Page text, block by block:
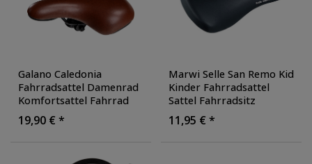
Galano Caledonia
Fahrradsattel Damenrad
Komfortsattel Fahrrad
Sattel Trekking Cityrad
Damen, Farbe: braun
19,90 € *
Marwi Selle San Remo Kid
Kinder Fahrradsattel
Sattel Fahrradsitz
Kindersattel
Kinderfahrradsitz
11,95 € *